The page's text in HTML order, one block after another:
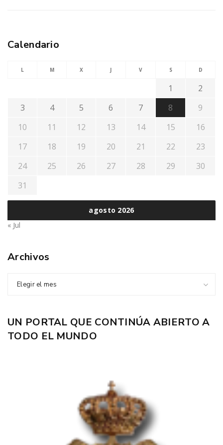
Calendario
agosto 2026
L M X J V S D
1
2
3
4 5 6 7 8
9
10
11 12 13 14 15
16
17
18 19 20 21 22
23
24
25 26 27 28 29
30
31
« Jul
Archivos
Elegir el mes
UN PORTAL QUE CONTINÚA ABIERTO A
TODO EL MUNDO